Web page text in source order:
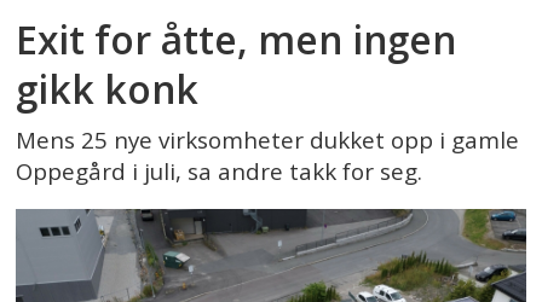
Exit for åtte, men ingen
gikk konk
Mens 25 nye virksomheter dukket opp i gamle
Oppegård i juli, sa andre takk for seg.